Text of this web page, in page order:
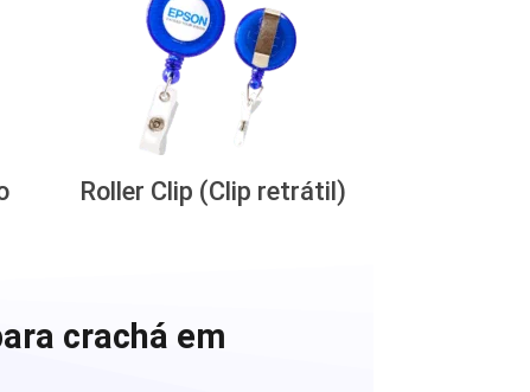
Roller Clip (Clip retrátil)
crachá em